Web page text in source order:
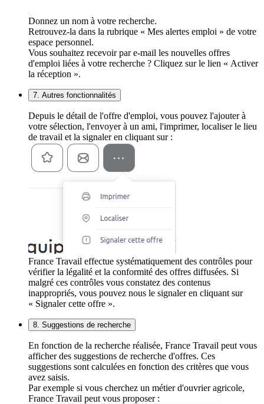
Donnez un nom à votre recherche.
Retrouvez-la dans la rubrique « Mes alertes emploi » de votre
espace personnel.
Vous souhaitez recevoir par e-mail les nouvelles offres
d'emploi liées à votre recherche ? Cliquez sur le lien « Activer
la réception ».
7. Autres fonctionnalités
Depuis le détail de l'offre d'emploi, vous pouvez l'ajouter à
votre sélection, l'envoyer à un ami, l'imprimer, localiser le lieu
de travail et la signaler en cliquant sur :
France Travail effectue systématiquement des contrôles pour
vérifier la légalité et la conformité des offres diffusées. Si
malgré ces contrôles vous constatez des contenus
inappropriés, vous pouvez nous le signaler en cliquant sur
« Signaler cette offre ».
8. Suggestions de recherche
En fonction de la recherche réalisée, France Travail peut vous
afficher des suggestions de recherche d'offres. Ces
suggestions sont calculées en fonction des critères que vous
avez saisis.
Par exemple si vous cherchez un métier d'ouvrier agricole,
France Travail peut vous proposer :